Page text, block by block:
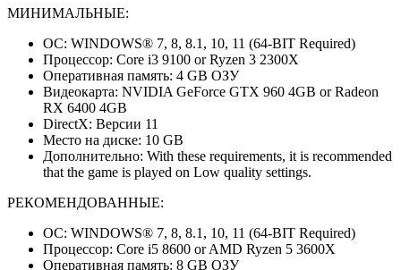
МИНИМАЛЬНЫЕ:
ОС: WINDOWS® 7, 8, 8.1, 10, 11 (64-BIT Required)
Процессор: Core i3 9100 or Ryzen 3 2300X
Оперативная память: 4 GB ОЗУ
Видеокарта: NVIDIA GeForce GTX 960 4GB or Radeon
RX 6400 4GB
DirectX: Версии 11
Место на диске: 10 GB
Дополнительно: With these requirements, it is recommended
that the game is played on Low quality settings.
РЕКОМЕНДОВАННЫЕ:
ОС: WINDOWS® 7, 8, 8.1, 10, 11 (64-BIT Required)
Процессор: Core i5 8600 or AMD Ryzen 5 3600X
Оперативная память: 8 GB ОЗУ